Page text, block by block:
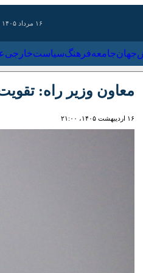
ورزش جهان جامعه فرهنگ
معاون وزیر راه: